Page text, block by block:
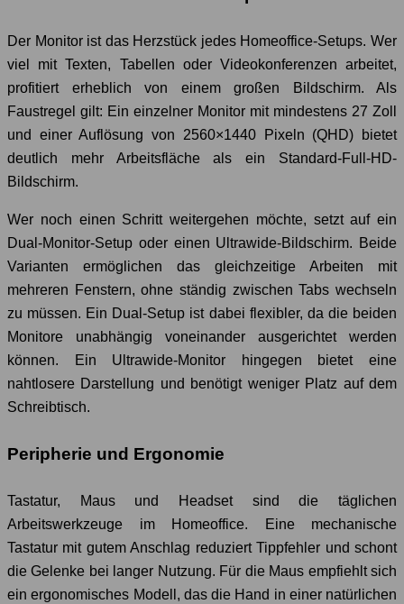
Der Monitor ist das Herzstück jedes Homeoffice-Setups. Wer
viel mit Texten, Tabellen oder Videokonferenzen arbeitet,
profitiert erheblich von einem großen Bildschirm. Als
Faustregel gilt: Ein einzelner Monitor mit mindestens 27 Zoll
und einer Auflösung von 2560×1440 Pixeln (QHD) bietet
deutlich mehr Arbeitsfläche als ein Standard-Full-HD-
Bildschirm.
Wer noch einen Schritt weitergehen möchte, setzt auf ein
Dual-Monitor-Setup oder einen Ultrawide-Bildschirm. Beide
Varianten ermöglichen das gleichzeitige Arbeiten mit
mehreren Fenstern, ohne ständig zwischen Tabs wechseln
zu müssen. Ein Dual-Setup ist dabei flexibler, da die beiden
Monitore unabhängig voneinander ausgerichtet werden
können. Ein Ultrawide-Monitor hingegen bietet eine
nahtlosere Darstellung und benötigt weniger Platz auf dem
Schreibtisch.
Peripherie und Ergonomie
Tastatur, Maus und Headset sind die täglichen
Arbeitswerkzeuge im Homeoffice. Eine mechanische
Tastatur mit gutem Anschlag reduziert Tippfehler und schont
die Gelenke bei langer Nutzung. Für die Maus empfiehlt sich
ein ergonomisches Modell, das die Hand in einer natürlichen